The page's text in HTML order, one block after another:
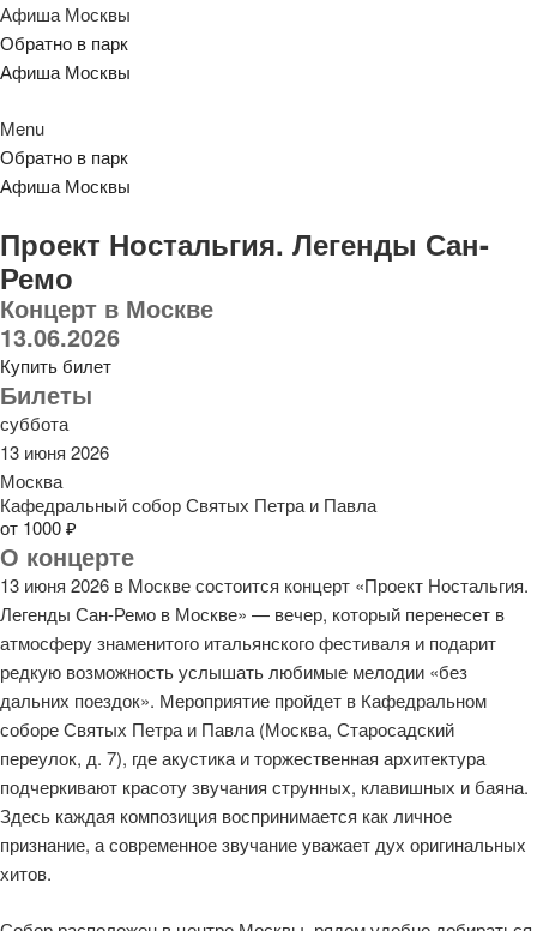
Афиша Москвы
Обратно в парк
Афиша Москвы
Menu
Обратно в парк
Афиша Москвы
Проект Ностальгия. Легенды Сан-
Ремо
Концерт в Москве
13.06.2026
Купить билет
Билеты
суббота
13 июня 2026
Москва
Кафедральный собор Святых Петра и Павла
от 1000 ₽
О концерте
13 июня 2026 в Москве состоится концерт «Проект Ностальгия.
Легенды Сан-Ремо в Москве» — вечер, который перенесет в
атмосферу знаменитого итальянского фестиваля и подарит
редкую возможность услышать любимые мелодии «без
дальних поездок». Мероприятие пройдет в Кафедральном
соборе Святых Петра и Павла (Москва, Старосадский
переулок, д. 7), где акустика и торжественная архитектура
подчеркивают красоту звучания струнных, клавишных и баяна.
Здесь каждая композиция воспринимается как личное
признание, а современное звучание уважает дух оригинальных
хитов.